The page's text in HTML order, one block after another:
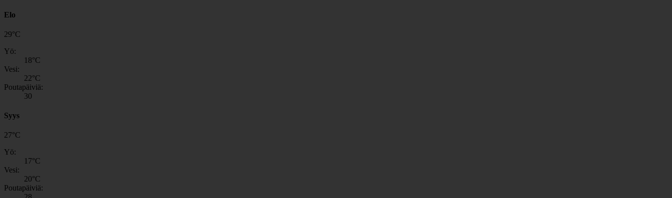
Elo
29°C
Yö:
18°C
Vesi:
22°C
Poutapäiviä:
30
Syys
27°C
Yö:
17°C
Vesi:
20°C
Poutapäiviä: